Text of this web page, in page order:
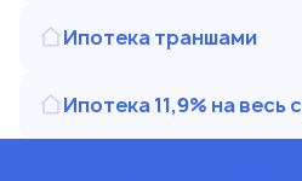
Ипотека траншами
Ипотека 11,9% на весь